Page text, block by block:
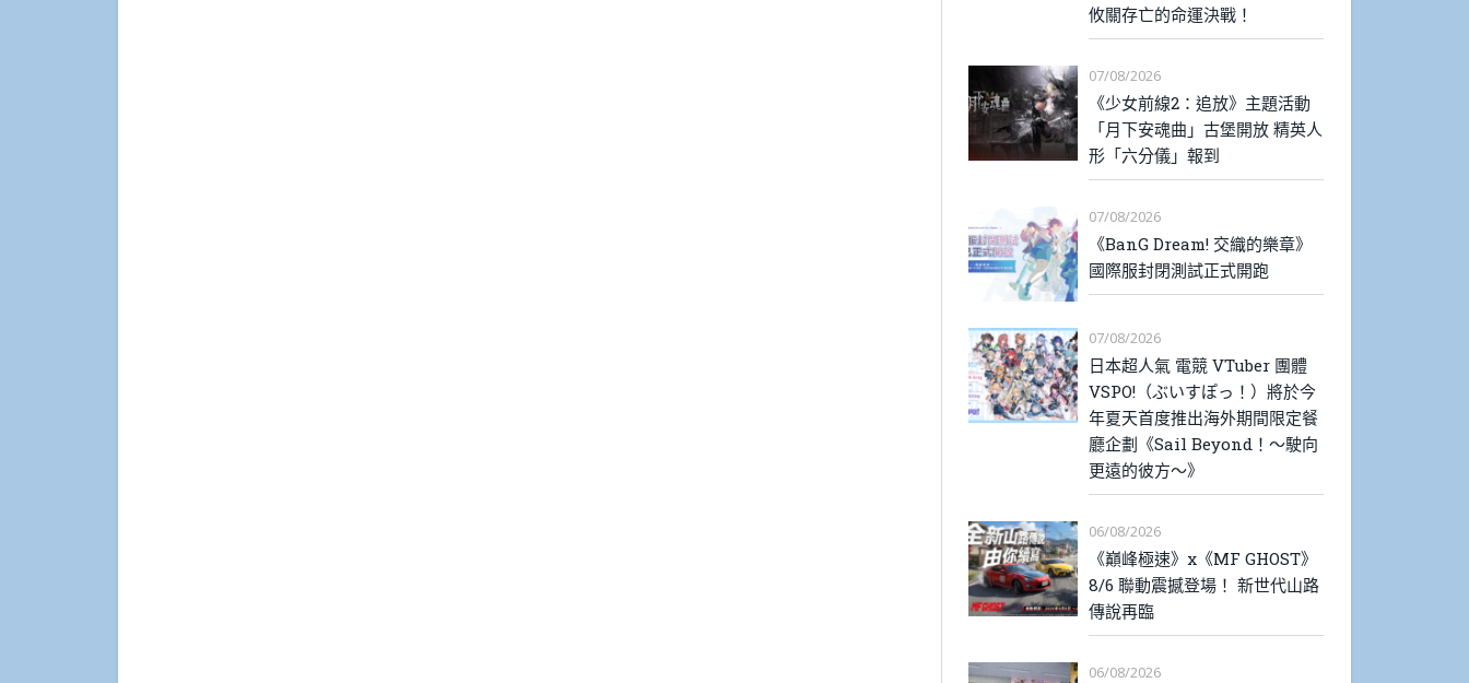
攸關存亡的命運決戰！
07/08/2026
《少女前線2：追放》主題活動
「月下安魂曲」古堡開放 精英人
形「六分儀」報到
07/08/2026
《BanG Dream! 交織的樂章》
國際服封閉測試正式開跑
07/08/2026
日本超人氣 電競 VTuber 團體
VSPO!（ぶいすぽっ！）將於今
年夏天首度推出海外期間限定餐
廳企劃《Sail Beyond！～駛向
更遠的彼方～》
06/08/2026
《巔峰極速》x《MF GHOST》
8/6 聯動震撼登場！ 新世代山路
傳說再臨
06/08/2026